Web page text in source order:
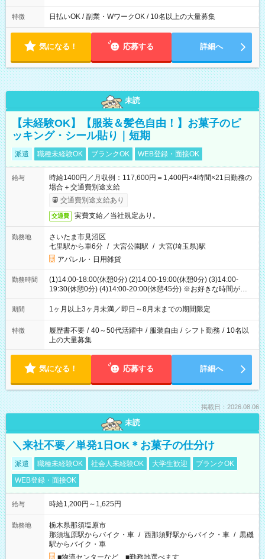
特徴 日払いOK / 副業・WワークOK / 10名以上の大量募集
気になる！ 応募する 詳細へ
未読
【未経験OK】【服装＆髪色自由！】お菓子のピ
ッキング・シール貼り｜短期
派遣 職種未経験OK ブランクOK WEB登録・面接OK
給与
時給1400円／月収例：117,600円＝1,400円×4時間×21日勤務の
場合＋交通費別途支給
交通費別途支給あり
交通費 実費支給／当社規定あり。
勤務地
さいたま市見沼区
七里駅から車6分 / 大宮公園駅 / 大宮(埼玉県)駅
アパレル・日用雑貨
勤務時間
(1)14:00-18:00(休憩0分) (2)14:00-19:00(休憩0分) (3)14:00-
19:30(休憩0分) (4)14:00-20:00(休憩45分) ※お好きな時間が選べ
ます
期間 1ヶ月以上3ヶ月未満／即日～8月末までの期間限定
特徴 履歴書不要 / 40～50代活躍中 / 服装自由 / シフト勤務 / 10名以
上の大量募集
気になる！ 応募する 詳細へ
掲載日：2026.08.06
未読
＼来社不要／単発1日OK＊お菓子の仕分け
派遣 職種未経験OK 社会人未経験OK 大学生歓迎
ブランクOK
WEB登録・面接OK
給与 時給1,200円～1,625円
勤務地
栃木県那須塩原市
那須塩原駅からバイク・車 / 西那須野駅からバイク・車 / 黒磯
駅からバイク・車
■物流センターなど ■勤務地選べます